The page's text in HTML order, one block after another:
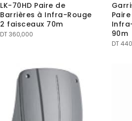
LK-70HD Paire de
Barrières à Infra-Rouge
2 faisceaux 70m
DT360,000
90m
DT